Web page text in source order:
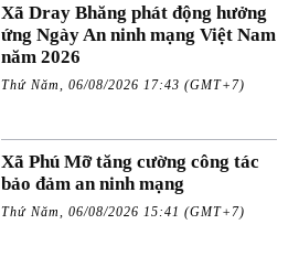
Xã Dray Bhăng phát động hưởng
ứng Ngày An ninh mạng Việt Nam
năm 2026
Thứ Năm, 06/08/2026 17:43 (GMT+7)
Xã Phú Mỡ tăng cường công tác
bảo đảm an ninh mạng
Thứ Năm, 06/08/2026 15:41 (GMT+7)